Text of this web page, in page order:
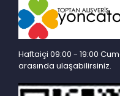
Haftaiçi 09:00 - 19:00
arasında ulaşabilirsiniz.